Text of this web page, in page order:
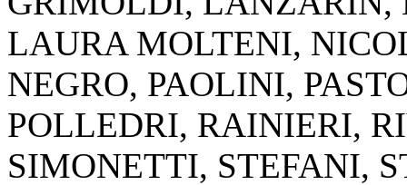
LAURA MOLTENI,
NEGRO, PAOLINI,
POLLEDRI, RAINIERI,
SIMONETTI, STEFANI,